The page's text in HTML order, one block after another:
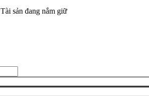
Tài sản đang nắm giữ